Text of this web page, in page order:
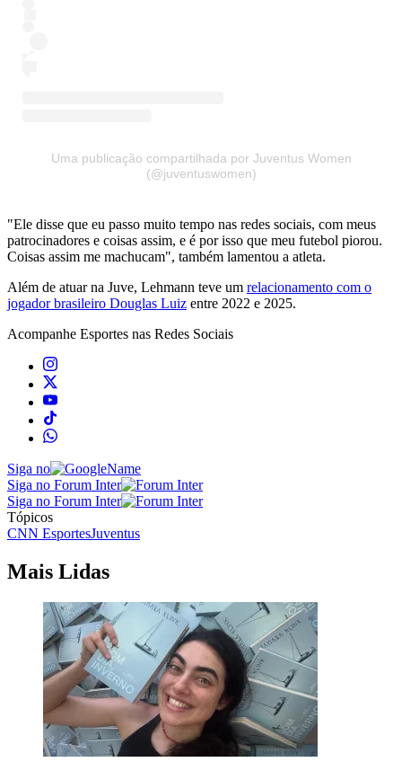
Uma publicação compartilhada por Juventus Women
(@juventuswomen)
"Ele disse que eu passo muito tempo nas redes sociais, com meus
patrocinadores e coisas assim, e é por isso que meu futebol piorou.
Coisas assim me machucam", também lamentou a atleta.
Além de atuar na Juve, Lehmann teve um relacionamento com o
jogador brasileiro Douglas Luiz entre 2022 e 2025.
Acompanhe Esportes nas Redes Sociais
Siga no
Siga no Forum Inter
Siga no Forum Inter
Tópicos
CNN EsportesJuventus
Mais Lidas